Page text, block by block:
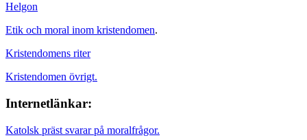
Helgon
Etik och moral inom kristendomen.
Kristendomens riter
Kristendomen övrigt.
Internetlänkar:
Katolsk präst svarar på moralfrågor.